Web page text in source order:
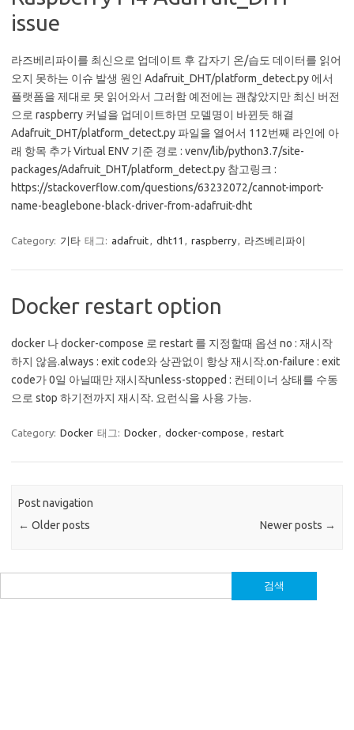
issue
라즈베리파이를 최신으로 업데이트 후 갑자기 온/습도 데이터를 읽어
오지 못하는 이슈 발생 원인 Adafruit_DHT/platform_detect.py 에서
플랫폼을 제대로 못 읽어와서 그러함 예전에는 괜찮았지만 최신 버전
으로 raspberry 커널을 업데이트하면 모델명이 바뀐듯 해결
Adafruit_DHT/platform_detect.py 파일을 열어서 112번째 라인에 아
래 항목 추가 Virtual ENV 기준 경로 : venv/lib/python3.7/site-
packages/Adafruit_DHT/platform_detect.py 참고링크 :
https://stackoverflow.com/questions/63232072/cannot-import-
name-beaglebone-black-driver-from-adafruit-dht
Category: 기타 태그: adafruit, dht11 , raspberry, 라즈베리파이
Docker restart option
docker 나 docker-compose 로 restart 를 지정할때 옵션 no : 재시작
하지 않음.always : exit code와 상관없이 항상 재시작.on-failure : exit
code가 0일 아닐때만 재시작unless-stopped : 컨테이너 상태를 수동
으로 stop 하기전까지 재시작. 요런식을 사용 가능.
Category: Docker 태그: Docker, docker-compose , restart
Post navigation
← Older posts Newer posts →
색: